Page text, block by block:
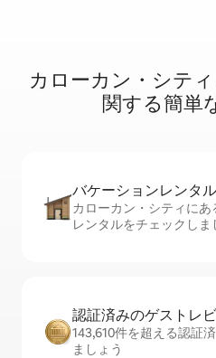
カローカン・シテ
関⁠す⁠る簡⁠単⁠
バケーションレ⁠ン⁠タ⁠
カローカン・シティに
レンタルをチェックしま
認証済みのゲ⁠ス⁠ト⁠レ⁠
143,610件を超える認証
ましょう